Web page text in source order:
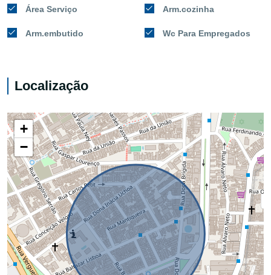
Área Serviço Arm.cozinha
Arm.embutido Wc Para Empregados
Localização
+
−